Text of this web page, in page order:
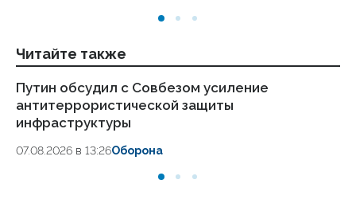
Читайте также
Путин обсудил с Совбезом усиление
антитеррористической защиты
инфраструктуры
07.08.2026 в 13:26Оборона